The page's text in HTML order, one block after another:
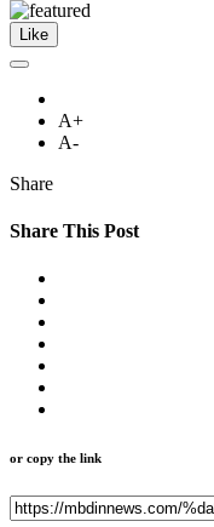
Like
A+
A-
Share
Share This Post
or copy the link